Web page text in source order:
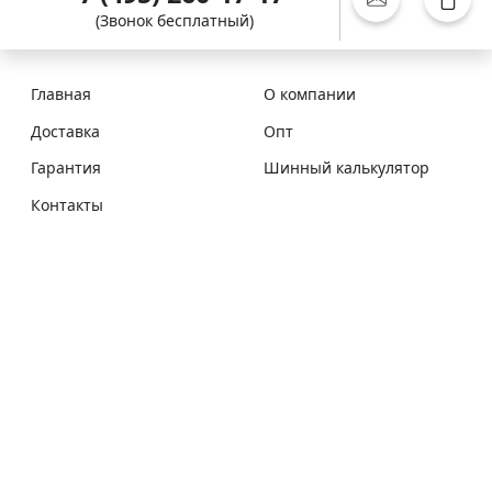
(Звонок бесплатный)
Главная
О компании
Доставка
Опт
Гарантия
Шинный калькулятор
Контакты